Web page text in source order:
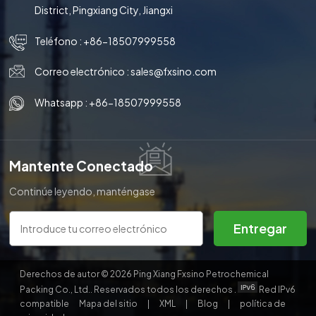
District, Pingxiang City, Jiangxi
Teléfono : +86-18507999558
Correo electrónico :sales@fxsino.com
Whatsapp : +86-18507999558
Mantente Conectado
Continúe leyendo, manténgase
informado, suscríbase y le
invitamos a que nos cuente lo
que piensa.
Entregar
Derechos de autor © 2026 Ping Xiang Fxsino Petrochemical
Packing Co., Ltd.. Reservados todos los derechos .
Red IPv6
compatible
Mapa del sitio XML Blog
política de